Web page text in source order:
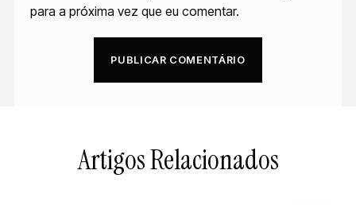
para a próxima vez que eu comentar.
Artigos Relacionados